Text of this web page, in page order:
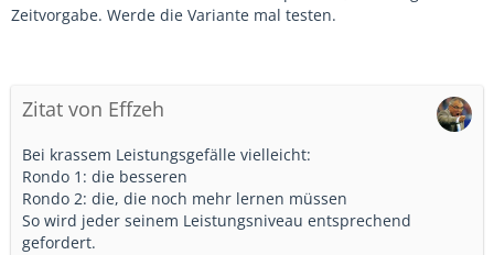
Zeitvorgabe. Werde die Variante mal testen.
Zitat von Effzeh
Bei krassem Leistungsgefälle vielleicht:
Rondo 1: die besseren
Rondo 2: die, die noch mehr lernen müssen
So wird jeder seinem Leistungsniveau entsprechend
gefordert.